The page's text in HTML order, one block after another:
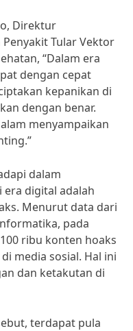
Direktur
Tular Vektor
“Dalam era
dengan cepat
kepanikan di
dengan benar.
menyampaikan
dalam
era digital adalah
Menurut data dari
pada
ribu konten hoaks
media sosial. Hal ini
dan ketakutan di
terdapat pula